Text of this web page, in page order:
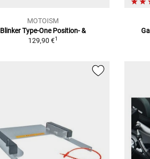
MOTOISM
Blinker Type-One Position- &
129,90 €1